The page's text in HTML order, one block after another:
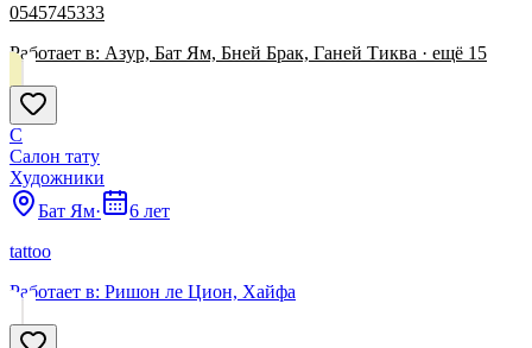
0545745333
Работает в: Азур, Бат Ям, Бней Брак, Ганей Тиква · ещё 15
С
Салон тату
Художники
Бат Ям·
6 лет
tattoo
Работает в: Ришон ле Цион, Хайфа